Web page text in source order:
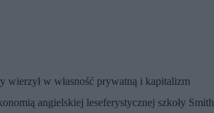
wierzył w własność prywatną i kapitalizm
angielskiej leseferystycznej szkoły